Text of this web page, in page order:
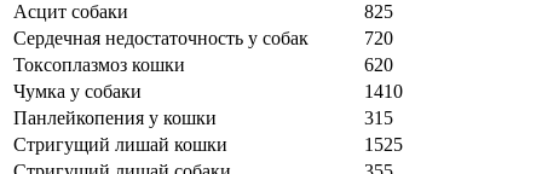
Асцит собаки
825
Сердечная недостаточность у собак
720
Токсоплазмоз кошки
620
Чумка у собаки
1410
Панлейкопения у кошки
315
Стригущий лишай кошки
1525